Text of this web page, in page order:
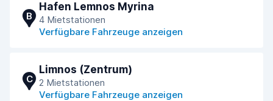
B
Hafen Lemnos Myrina
4 Mietstationen
Verfügbare Fahrzeuge anzeigen
C
Limnos (Zentrum)
2 Mietstationen
Verfügbare Fahrzeuge anzeigen